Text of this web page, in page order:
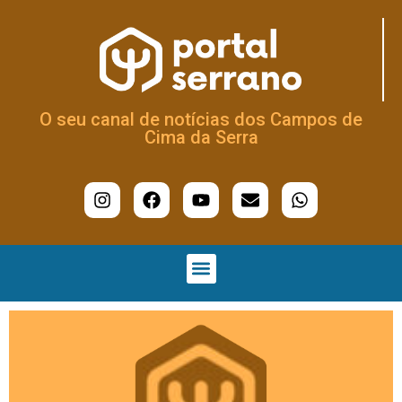
O seu canal de notícias dos Campos de
Cima da Serra